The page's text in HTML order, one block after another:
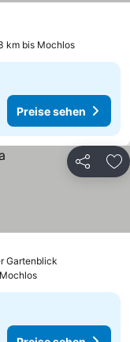
km bis Mochlos
Preise sehen
Teilen
Gartenblick